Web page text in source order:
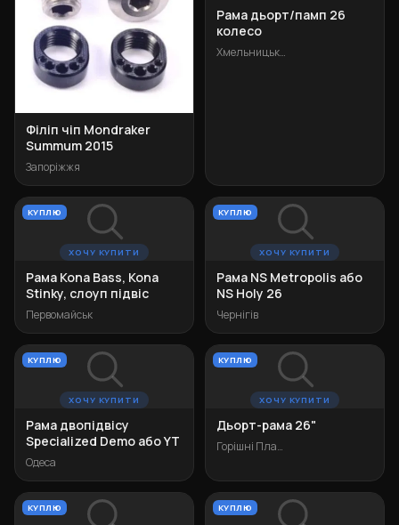
Філіп чіп Mondraker
Summum 2015
Запоріжжя
Рама дьорт/памп 26
колесо
Хмельницький
ХОЧУ КУПИТИ
КУПЛЮ
Рама Kona Bass, Kona
Stinky, слоуп підвіс
Первомайськ
ХОЧУ КУПИТИ
КУПЛЮ
Рама NS Metropolis або
NS Holy 26
Чернігів
ХОЧУ КУПИТИ
КУПЛЮ
Рама двопідвісу
Specialized Demo або YT
Одеса
ХОЧУ КУПИТИ
КУПЛЮ
Дьорт-рама 26"
Горішні Плавні
КУПЛЮ КУПЛЮ